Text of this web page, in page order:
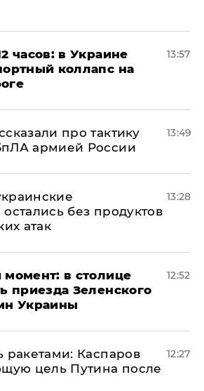
часов: в Украине
коллапс на
13:57
про тактику
армией России
13:49
без продуктов
атак
13:28
момент: в столице
приезда Зеленского
Украины
12:52
ракетами: Каспаров
цель Путина после
12:27